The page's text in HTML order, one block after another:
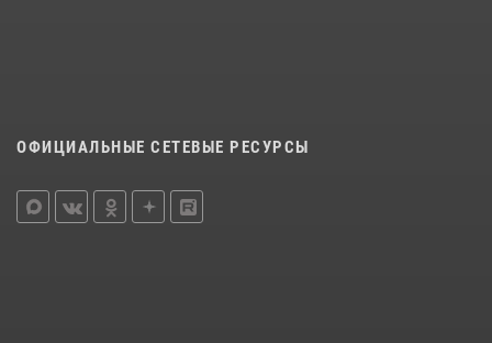
ОФИЦИАЛЬНЫЕ СЕТЕВЫЕ РЕСУРСЫ